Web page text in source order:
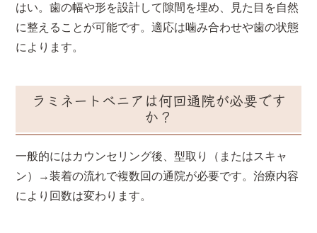
はい。歯の幅や形を設計して隙間を埋め、見た目を自然
に整えることが可能です。適応は噛み合わせや歯の状態
によります。
ラミネートベニアは何回通院が必要です
か？
一般的にはカウンセリング後、型取り（またはスキャ
ン）→装着の流れで複数回の通院が必要です。治療内容
により回数は変わります。